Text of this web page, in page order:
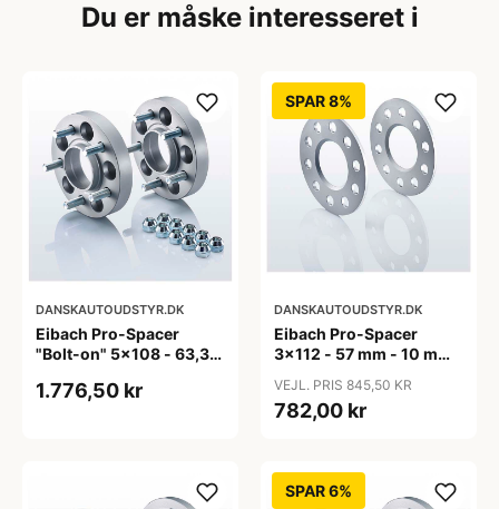
Du er måske interesseret i
DANSKAUTOUDSTYR.DK
Eibach Pro-Spacer
"Bolt-on" 5x108 - 63,3
1.776,50 kr
SPAR 8%
DANSKAUTOUDSTYR.DK
Eibach Pro-Spacer
3x112 - 57 mm - 10 mm
VEJL. PRIS 845,50 KR
782,00 kr
SPAR 6%